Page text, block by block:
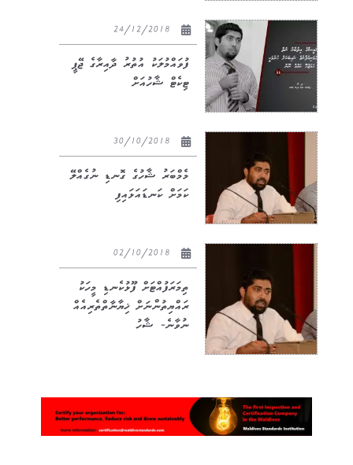
ފުވައްމުލަކު އުތުރު ދާއިރާގެ ޖޭޕީ
ޓިކެޓް ޝާހުއަށް
މެމްބަރު ޝާހުގެ ގޮނޑި ނުގެއްލޭ
ކަމަށް ކަނޑައަޅައިފި
ތިމަރަފުއްޓަށް ފޫޅުކެނޑި މީހަކު
ރައްޔިތުންނަށް ޚިޔާނާތްތެރިއެއް
ނުވާނެ- ޝާހު